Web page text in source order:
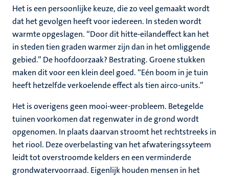
Het is een persoonlijke keuze, die zo veel gemaakt wordt
dat het gevolgen heeft voor iedereen. In steden wordt
warmte opgeslagen. “Door dit hitte-eilandeffect kan het
in steden tien graden warmer zijn dan in het omliggende
gebied.” De hoofdoorzaak? Bestrating. Groene stukken
maken dit voor een klein deel goed. “Eén boom in je tuin
heeft hetzelfde verkoelende effect als tien airco-units.”
Het is overigens geen mooi-weer-probleem. Betegelde
tuinen voorkomen dat regenwater in de grond wordt
opgenomen. In plaats daarvan stroomt het rechtstreeks in
het riool. Deze overbelasting van het afwateringssyteem
leidt tot overstroomde kelders en een verminderde
grondwatervoorraad. Eigenlijk houden mensen in het